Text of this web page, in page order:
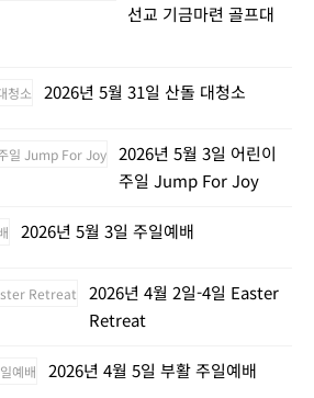
선교 기금마련 골프대
2026년 5월 31일 산돌 대청소
2026년 5월 3일 어린이
주일 Jump For Joy
2026년 5월 3일 주일예배
2026년 4월 2일-4일 Easter
Retreat
2026년 4월 5일 부활 주일예배